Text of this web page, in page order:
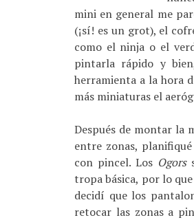
mini en general me
(¡sí! es un grot), el
como el ninja o el
pintarla rápido y
herramienta a la hora
más miniaturas el
Después de montar la
entre zonas,
con pincel. Los Ogors
tropa básica, por lo
decidí que los
retocar las zonas a